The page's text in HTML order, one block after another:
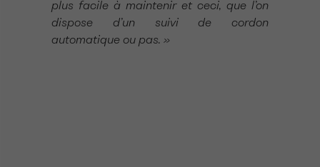
plus facile à maintenir et ceci, que l’on
dispose d’un suivi de cordon
automatique ou pas. »